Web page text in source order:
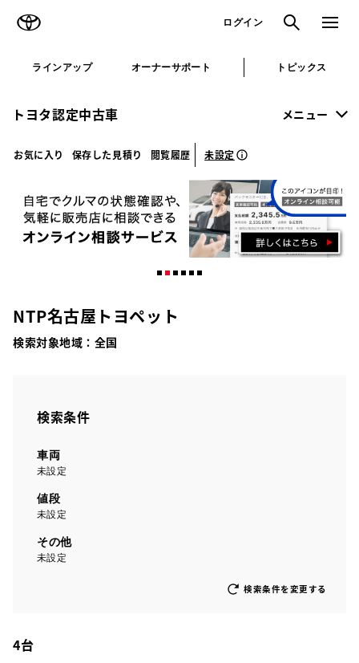
ログイン 検索 メニュ
ラインアップ オーナーサポート トピックス
トヨタ認定中古車 メニュー
お気に入り 保存した見積り 閲覧履歴 未設定
NTP名古屋トヨペット
検索対象地域： 全国
検索条件
車両
未設定
値段
未設定
その他
未設定
検索条件を変更する
4台